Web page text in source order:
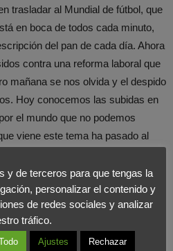
trasladar al Mundial de fútbol, que
en boca de todos cada minuto,
del pan de cada día. Ahora
contra una reforma laboral que
mañana se nos olvida y el despido
Hoy conocemos las subidas en
el mundo que no podemos
viene este tema ha pasado al
en muchos casos nos rodea
mañana sean cuestiones
al baúl de los recuerdos al día
la osadía de protestar, y nos
y de terceros para que tengas la
personalizar el contenido y
de redes sociales y analizar
tráfico.
Ajustes Rechazar